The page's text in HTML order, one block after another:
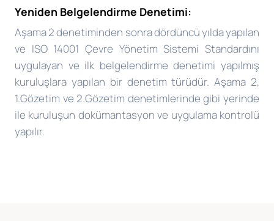
Yeniden Belgelendirme Denetimi:
Aşama 2 denetiminden sonra dördüncü yılda yapılan
ve ISO 14001 Çevre Yönetim Sistemi Standardını
uygulayan ve ilk belgelendirme denetimi yapılmış
kuruluşlara yapılan bir denetim türüdür. Aşama 2,
1.Gözetim ve 2.Gözetim denetimlerinde gibi yerinde
ile kuruluşun dokümantasyon ve uygulama kontrolü
yapılır.